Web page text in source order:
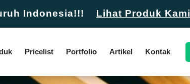
Indonesia!!! Lihat Produk Kami
Pricelist Portfolio Artikel Kontak